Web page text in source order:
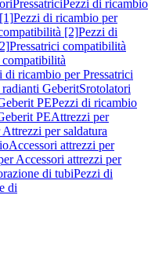
PressatriciPezzi di ricambio
Pezzi di ricambio per
[2]Pezzi di
Pressatrici compatibilità
di ricambio per Pressatrici
GeberitSrotolatori
PEPezzi di ricambio
PEAttrezzi per
per saldatura
Accessori attrezzi per
Accessori attrezzi per
di tubiPezzi di
di